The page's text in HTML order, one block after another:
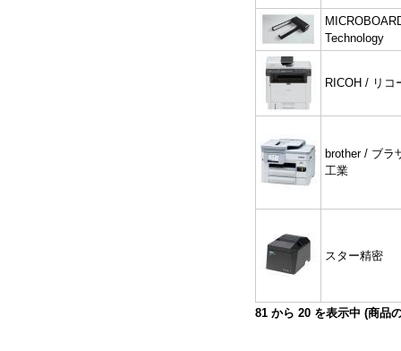
Technology
RICOH / リコ
brother / ブラ
工業
スター精密
81 から 20 を表示中 (商品